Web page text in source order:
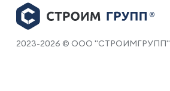
2023-2026 © ООО "СТРОИМГРУПП"